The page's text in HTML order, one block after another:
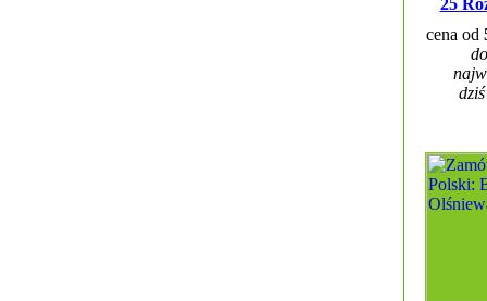
25
cena od